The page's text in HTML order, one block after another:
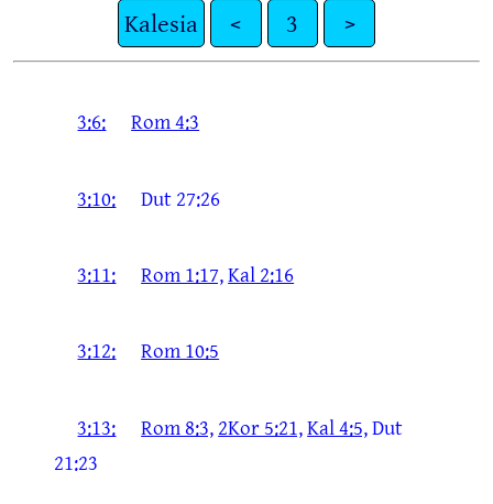
Kalesia
< 3 >
3:6: Rom 4:3
3:10: Dut 27:26
3:11: Rom 1:17,Kal 2:16
3:12: Rom 10:5
3:13: Rom 8:3,2Kor 5:21,Kal 4:5,Dut
21:23